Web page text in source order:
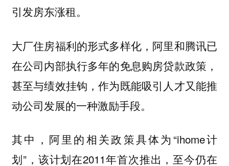
引发房东涨租。
大厂住房福利的形式多样化，阿里和腾讯已
在公司内部执行多年的免息购房贷款政策，
甚至与绩效挂钩，作为既能吸引人才又能推
动公司发展的一种激励手段。
其中，阿里的相关政策具体为“ihome计
划”，该计划在2011年首次推出，至今仍在